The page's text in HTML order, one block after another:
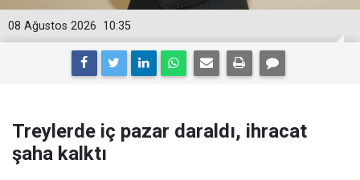
10:35
08 Ağustos 2026
Treylerde iç pazar daraldı, ihracat
şaha kalktı